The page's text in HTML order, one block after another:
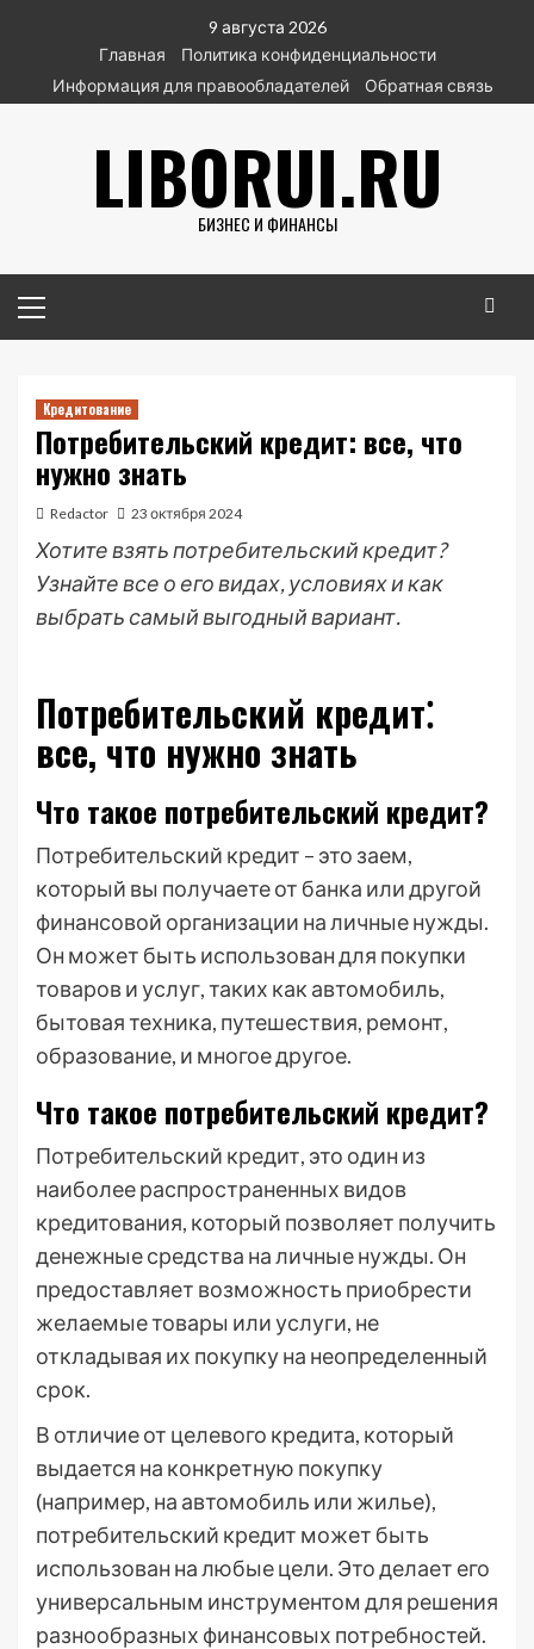
содержимому
9 августа 2026
Главная
Политика конфиденциальности
Информация для правообладателей
Обратная связь
LIBORUI.RU
БИЗНЕС И ФИНАНСЫ
меню
Кредитование
Потребительский кредит: все, что
нужно знать
Redactor 23 октября 2024
Хотите взять потребительский кредит?
Узнайте все о его видах, условиях и как
выбрать самый выгодный вариант.
Потребительский кредит⁚
все, что нужно знать
Что такое потребительский кредит?
Потребительский кредит – это заем,
который вы получаете от банка или другой
финансовой организации на личные нужды.
Он может быть использован для покупки
товаров и услуг, таких как автомобиль,
бытовая техника, путешествия, ремонт,
образование, и многое другое.
Что такое потребительский кредит?
Потребительский кредит, это один из
наиболее распространенных видов
кредитования, который позволяет получить
денежные средства на личные нужды. Он
предоставляет возможность приобрести
желаемые товары или услуги, не
откладывая их покупку на неопределенный
срок.
В отличие от целевого кредита, который
выдается на конкретную покупку
(например, на автомобиль или жилье),
потребительский кредит может быть
использован на любые цели. Это делает его
универсальным инструментом для решения
разнообразных финансовых потребностей.